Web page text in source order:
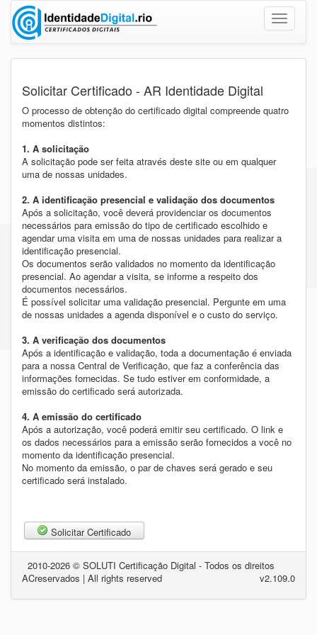
Toggle
Solicitar Certificado - AR Identidade Digital
O processo de obtenção do certificado digital compreende quatro
momentos distintos:
1. A solicitação
A solicitação pode ser feita através deste site ou em qualquer
uma de nossas unidades.
2. A identificação presencial e validação dos documentos
Após a solicitação, você deverá providenciar os documentos
necessários para emissão do tipo de certificado escolhido e
agendar uma visita em uma de nossas unidades para realizar a
identificação presencial.
Os documentos serão validados no momento da identificação
presencial. Ao agendar a visita, se informe a respeito dos
documentos necessários.
É possível solicitar uma validação presencial. Pergunte em uma
de nossas unidades a agenda disponível e o custo do serviço.
3. A verificação dos documentos
Após a identificação e validação, toda a documentação é enviada
para a nossa Central de Verificação, que faz a conferência das
informações fornecidas. Se tudo estiver em conformidade, a
emissão do certificado será autorizada.
4. A emissão do certificado
Após a autorização, você poderá emitir seu certificado. O link e
os dados necessários para a emissão serão fornecidos a você no
momento da identificação presencial.
No momento da emissão, o par de chaves será gerado e seu
certificado será instalado.
Solicitar Certificado
2010-2026 © SOLUTI Certificação Digital - Todos os direitos
reservados | All rights reserved
v2.109.0
AC